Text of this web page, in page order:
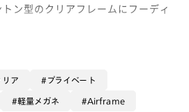
ン型のクリアフレームにフーディ
ポーツミックスにしていただくと
メレンズ】がおすすめです！
リア プライベート
軽量メガネ Airframe